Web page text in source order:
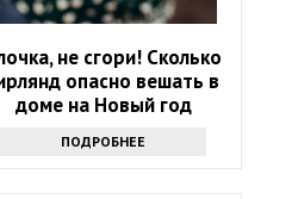
не сгори! Сколько
опасно вешать в
доме на Новый год
ПОДРОБНЕЕ